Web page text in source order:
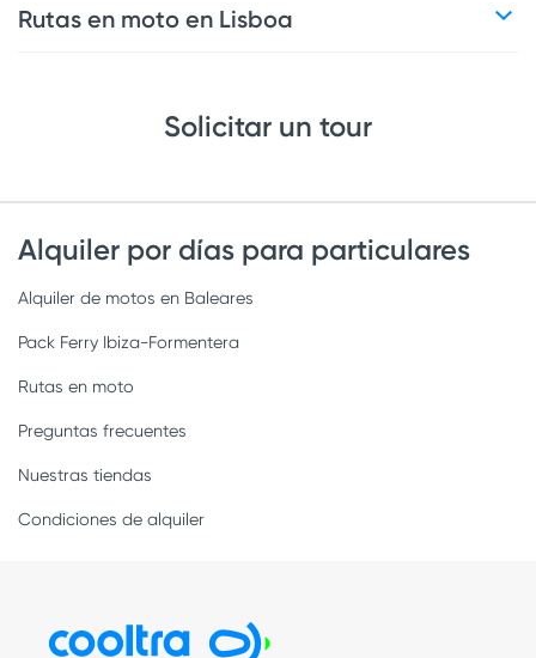
Rutas en moto en Lisboa
Solicitar un tour
Alquiler por días para particulares
Alquiler de motos en Baleares
Pack Ferry Ibiza-Formentera
Rutas en moto
Preguntas frecuentes
Nuestras tiendas
Condiciones de alquiler